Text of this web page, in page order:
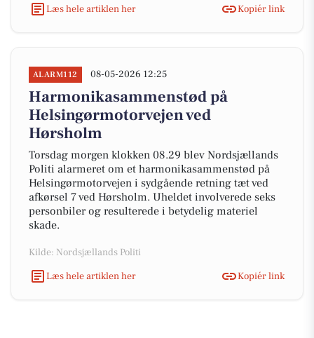
Læs hele artiklen her Kopiér link
ALARM112 08-05-2026 12:25
Harmonikasammenstød på
Helsingørmotorvejen ved
Hørsholm
Torsdag morgen klokken 08.29 blev Nordsjællands
Politi alarmeret om et harmonikasammenstød på
Helsingørmotorvejen i sydgående retning tæt ved
afkørsel 7 ved Hørsholm. Uheldet involverede seks
personbiler og resulterede i betydelig materiel
skade.
Kilde: Nordsjællands Politi
Læs hele artiklen her
Kopiér link